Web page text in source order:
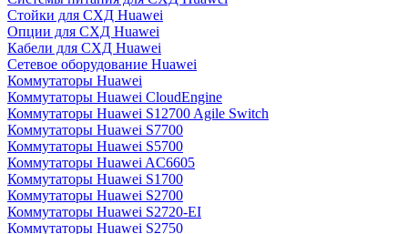
Стойки для СХД Huawei
Опции для СХД Huawei
Кабели для СХД Huawei
Сетевое оборудование Huawei
Коммутаторы Huawei
Коммутаторы Huawei CloudEngine
Коммутаторы Huawei S12700 Agile Switch
Коммутаторы Huawei S7700
Коммутаторы Huawei S5700
Коммутаторы Huawei AC6605
Коммутаторы Huawei S1700
Коммутаторы Huawei S2700
Коммутаторы Huawei S2720-EI
Коммутаторы Huawei S2750